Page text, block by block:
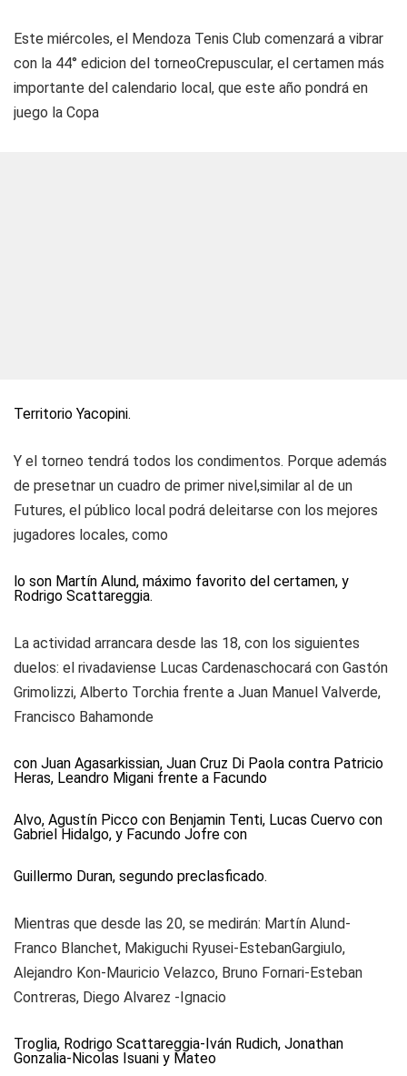
Este miércoles, el Mendoza Tenis Club comenzará a vibrar
con la 44° edicion del torneoCrepuscular, el certamen más
importante del calendario local, que este año pondrá en
juego la Copa
Territorio Yacopini.
Y el torneo tendrá todos los condimentos. Porque además
de presetnar un cuadro de primer nivel,similar al de un
Futures, el público local podrá deleitarse con los mejores
jugadores locales, como
lo son Martín Alund, máximo favorito del certamen, y
Rodrigo Scattareggia.
La actividad arrancara desde las 18, con los siguientes
duelos: el rivadaviense Lucas Cardenaschocará con Gastón
Grimolizzi, Alberto Torchia frente a Juan Manuel Valverde,
Francisco Bahamonde
con Juan Agasarkissian, Juan Cruz Di Paola contra Patricio
Heras, Leandro Migani frente a Facundo
Alvo, Agustín Picco con Benjamin Tenti, Lucas Cuervo con
Gabriel Hidalgo, y Facundo Jofre con
Guillermo Duran, segundo preclasficado.
Mientras que desde las 20, se medirán: Martín Alund-
Franco Blanchet, Makiguchi Ryusei-EstebanGargiulo,
Alejandro Kon-Mauricio Velazco, Bruno Fornari-Esteban
Contreras, Diego Alvarez -Ignacio
Troglia, Rodrigo Scattareggia-Iván Rudich, Jonathan
Gonzalia-Nicolas Isuani y Mateo